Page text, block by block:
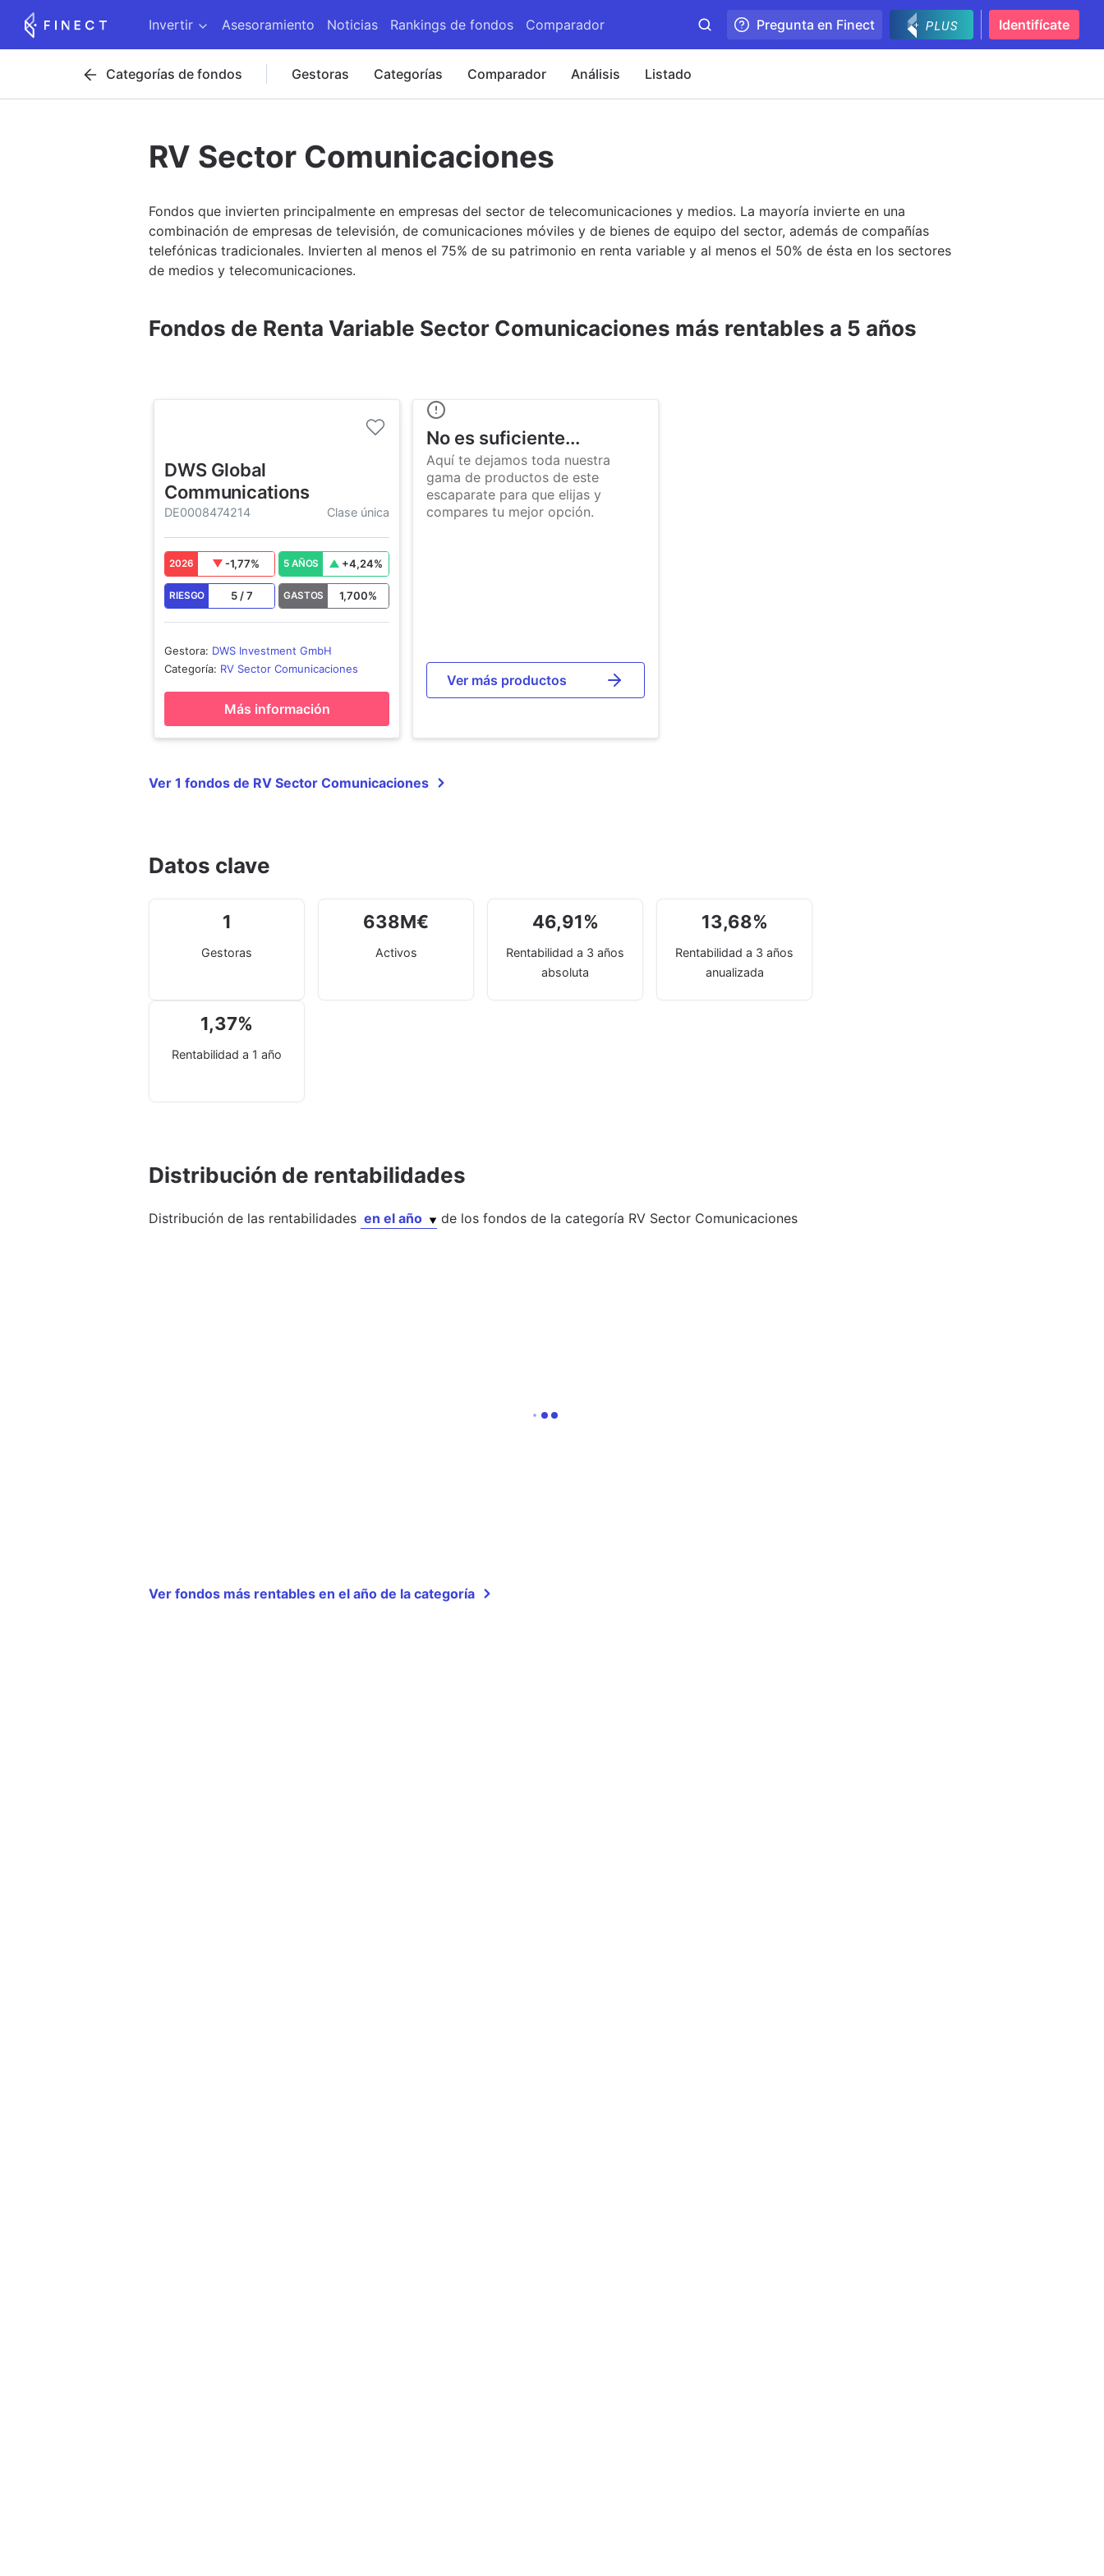
Invertir Asesoramiento Noticias Rankings de fondos Comparador Pregunta en Finect Identifícate
Categorías de fondos Gestoras Categorías Comparador Análisis Listado
RV Sector Comunicaciones
Fondos que invierten principalmente en empresas del sector de telecomunicaciones y medios. La mayoría invierte en una
combinación de empresas de televisión, de comunicaciones móviles y de bienes de equipo del sector, además de compañías
telefónicas tradicionales. Invierten al menos el 75% de su patrimonio en renta variable y al menos el 50% de ésta en los sectores
de medios y telecomunicaciones.
Fondos de Renta Variable Sector Comunicaciones más rentables a 5 años
DWS Global
Communications
DE0008474214 Clase única
2026 -1,77% 5 AÑOS +4,24%
RIESGO 5/7 GASTOS 1,700%
Gestora: DWS Investment GmbH
Categoría: RV Sector Comunicaciones
Más información
No es suficiente...
Aquí te dejamos toda nuestra
gama de productos de este
escaparate para que elijas y
compares tu mejor opción.
Ver más productos
Ver 1 fondos de RV Sector Comunicaciones
Datos clave
1
Gestoras
638M€
Activos
46,91%
Rentabilidad a 3 años
absoluta
13,68%
Rentabilidad a 3 años
anualizada
1,37%
Rentabilidad a 1 año
Distribución de rentabilidades
Distribución de las rentabilidades en el año de losfondos de la categoría RV Sector Comunicaciones
Ver fondos más rentables en el año de la categoría